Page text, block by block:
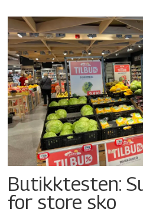
Butikktesten:
for store sko